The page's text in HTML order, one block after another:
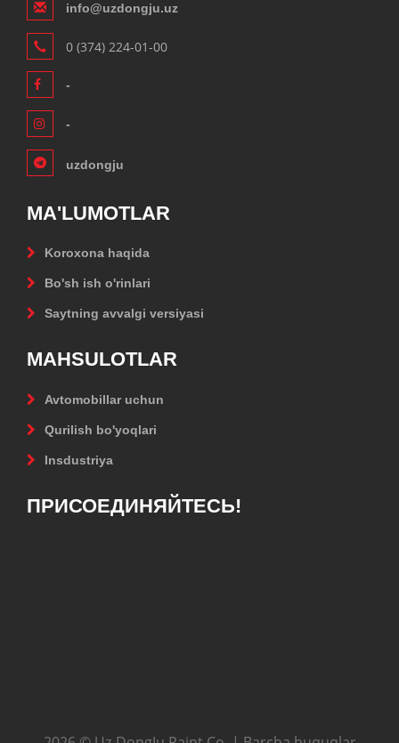
info@uzdongju.uz
0 (374) 224-01-00
-
-
uzdongju
MA'LUMOTLAR
Koroxona haqida
Bo'sh ish o'rinlari
Saytning avvalgi versiyasi
MAHSULOTLAR
Avtomobillar uchun
Qurilish bo'yoqlari
Insdustriya
ПРИСОЕДИНЯЙТЕСЬ!